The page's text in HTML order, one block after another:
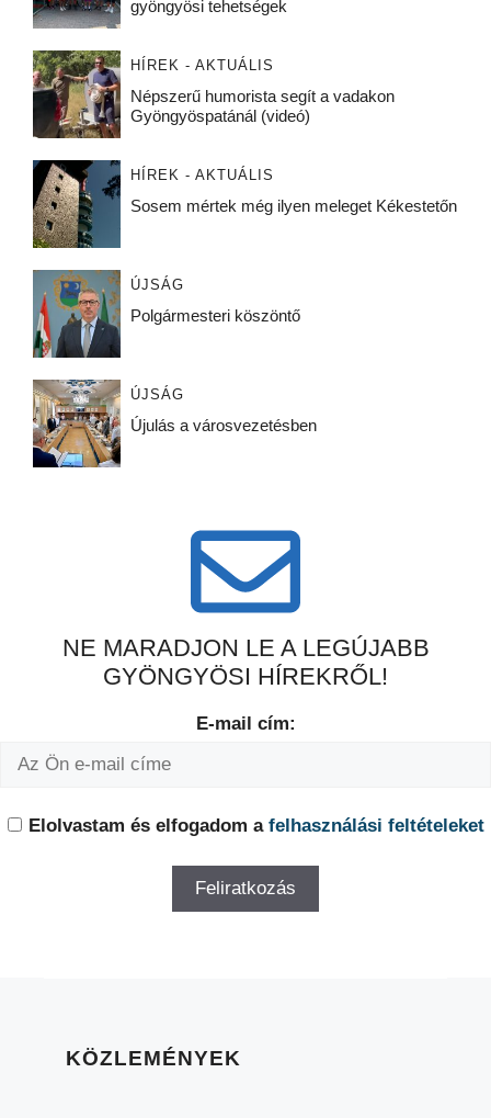
gyöngyösi tehetségek
HÍREK - AKTUÁLIS
Népszerű humorista segít a vadakon
Gyöngyöspatánál (videó)
HÍREK - AKTUÁLIS
Sosem mértek még ilyen meleget Kékestetőn
ÚJSÁG
Polgármesteri köszöntő
ÚJSÁG
Újulás a városvezetésben
NE MARADJON LE A LEGÚJABB
GYÖNGYÖSI HÍREKRŐL!
E-mail cím:
Elolvastam és elfogadom a felhasználási feltételeket
KÖZLEMÉNYEK